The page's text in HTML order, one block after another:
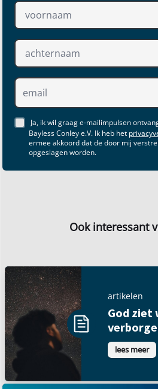
Ja, ik wil graag e-mailimpulsen
Bayless Conley e.V. Ik heb het
ermee akkoord dat de door mij
opgeslagen worden.
Ook interessant
artikelen
God ziet
lees meer